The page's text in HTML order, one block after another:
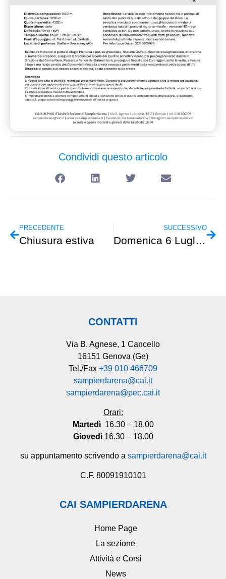
Condividi questo articolo
PRECEDENTE
Chiusura estiva
SUCCESSIVO
Domenica 6 Luglio – Escursionismo – Estoul-Laghi Palasina (Val d’Ayas)
CONTATTI
Via B. Agnese, 1 Cancello
16151 Genova (Ge)
Tel./Fax +39 010 466709
sampierdarena@cai.it
sampierdarena@pec.cai.it
Orari:
Martedì 16.30 – 18.00
Giovedì16.30 – 18.00
su appuntamento scrivendo a sampierdarena@cai.it
C.F. 80091910101
CAI SAMPIERDARENA
Home Page
La sezione
Attività e Corsi
News